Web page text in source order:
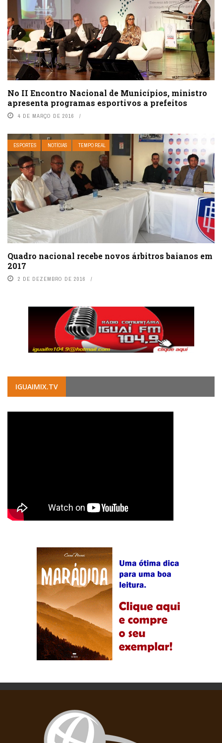
No II Encontro Nacional de Municípios, ministro
apresenta programas esportivos a prefeitos
4 DE MARÇO DE 2016
ESPORTES NOTÍCIAS TEMPO REAL
Quadro nacional recebe novos árbitros baianos em
2017
2 DE DEZEMBRO DE 2016
IGUAIMIX.TV